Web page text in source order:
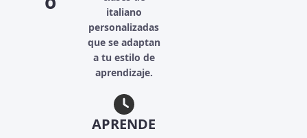
italiano
personalizadas
que se adaptan
a tu estilo de
aprendizaje.
APRENDE